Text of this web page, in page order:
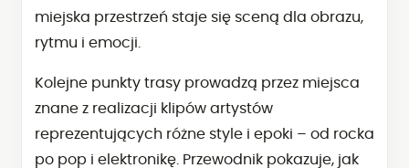
miejska przestrzeń staje się sceną dla obrazu,
rytmu i emocji.
Kolejne punkty trasy prowadzą przez miejsca
znane z realizacji klipów artystów
reprezentujących różne style i epoki – od rocka
po pop i elektronikę. Przewodnik pokazuje, jak